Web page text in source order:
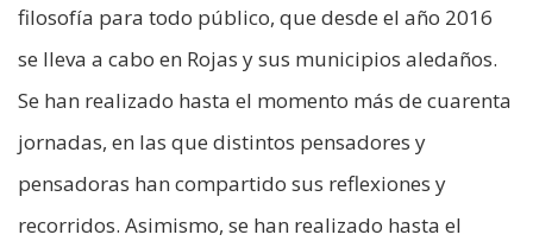
filosofía para todo público, que desde el año 2016
se lleva a cabo en Rojas y sus municipios aledaños.
Se han realizado hasta el momento más de cuarenta
jornadas, en las que distintos pensadores y
pensadoras han compartido sus reflexiones y
recorridos. Asimismo, se han realizado hasta el